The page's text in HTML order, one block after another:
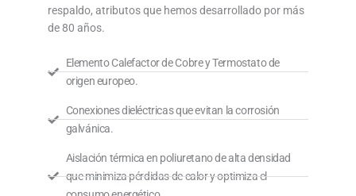
respaldo, atributos que hemos desarrollado por más
de 80 años.
Elemento Calefactor de Cobre y Termostato de
origen europeo.
Conexiones dieléctricas que evitan la corrosión
galvánica.
Aislación térmica en poliuretano de alta densidad
que minimiza pérdidas de calor y optimiza el